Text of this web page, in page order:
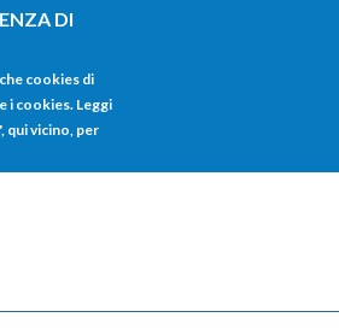
DI
cookies di
i cookies. Leggi
qui vicino, per
HOME